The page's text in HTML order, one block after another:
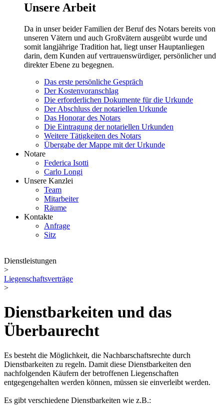
Unsere Arbeit
Da in unser beider Familien der Beruf des Notars bereits von
unseren Vätern und auch Großvätern ausgeübt wurde und
somit langjährige Tradition hat, liegt unser Hauptanliegen
darin, dem Kunden auf vertrauenswürdiger, persönlicher und
direkter Ebene zu begegnen.
Das erste persönliche Gespräch
Der Kostenvoranschlag
Die erforderlichen Dokumente für die Urkunde
Der Abschluss der notariellen Urkunde
Das Honorar des Notars
Die Eintragung der notariellen Urkunden
Weitere Tätigkeiten des Notars
Übergabe der Mappe mit der Urkunde
Notare
Federica Isotti
Carlo Longi
Unsere Kanzlei
Team
Mitarbeiter
Räume
Kontakte
Anfrage
Sitz
Dienstleistungen
>
Liegenschaftsverträge
>
Dienstbarkeiten und das
Überbaurecht
Es besteht die Möglichkeit, die Nachbarschaftsrechte durch
Dienstbarkeiten zu regeln. Damit diese Dienstbarkeiten den
nachfolgenden Käufern der betroffenen Liegenschaften
entgegengehalten werden können, müssen sie einverleibt werden.
Es gibt verschiedene Dienstbarkeiten wie z.B.: